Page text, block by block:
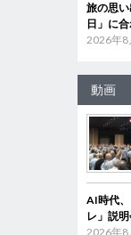
旅の思
日」に
2026年8
動画
AI時代
レ」説
2026年8